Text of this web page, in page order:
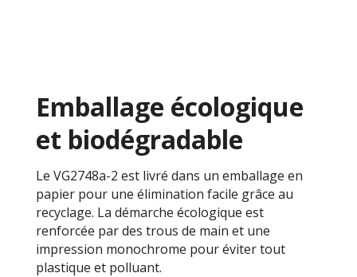
Emballage écologique
et biodégradable
Le VG2748a-2 est livré dans un emballage en
papier pour une élimination facile grâce au
recyclage. La démarche écologique est
renforcée par des trous de main et une
impression monochrome pour éviter tout
plastique et polluant.